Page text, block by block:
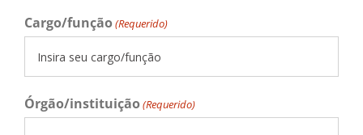
Cargo/função (Requerido)
Órgão/instituição (Requerido)